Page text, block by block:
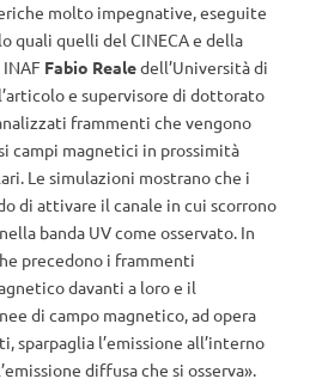
molto impegnative, eseguite
quali quelli del CINECA e della
Fabio Realedell’Università di
e supervisore di dottorato
frammenti che vengono
campi magnetici in prossimità
Le simulazioni mostrano che i
di attivare il canale in cui scorrono
banda UV come osservato. In
precedono i frammenti
davanti a loro e il
di campo magnetico, ad opera
sparpaglia l’emissione all’interno
diffusa che si osserva».